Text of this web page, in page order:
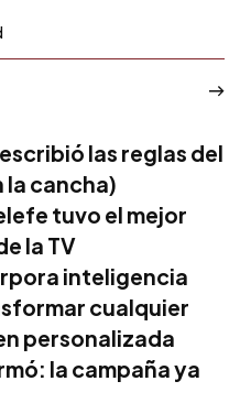
las reglas del
la cancha)
tuvo el mejor
la TV
inteligencia
cualquier
personalizada
la campaña ya